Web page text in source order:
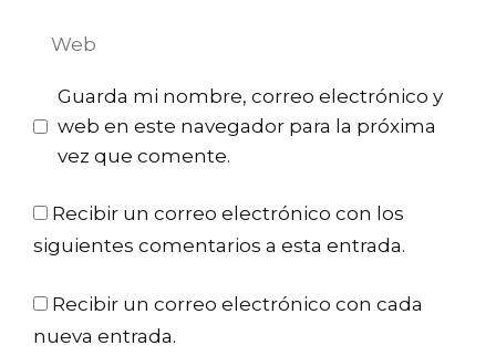
Guarda mi nombre, correo electrónico y
web en este navegador para la próxima
vez que comente.
Recibir un correo electrónico con los
siguientes comentarios a esta entrada.
Recibir un correo electrónico con cada
nueva entrada.